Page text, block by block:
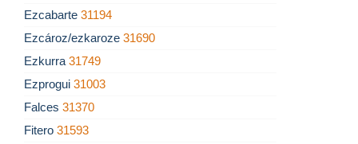
Ezcabarte 31194
Ezcároz/ezkaroze 31690
Ezkurra 31749
Ezprogui 31003
Falces 31370
Fitero 31593